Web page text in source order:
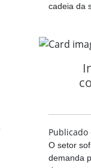
cadeia da
Publicado
O setor
demanda